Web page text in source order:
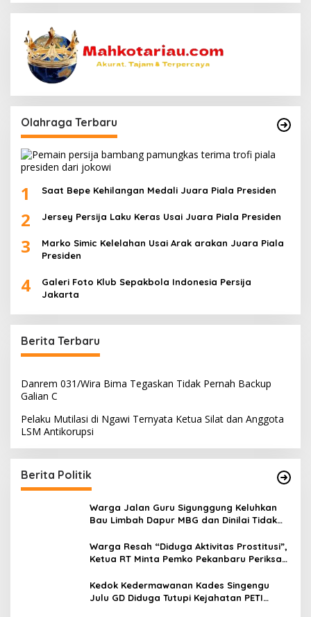
Olahraga Terbaru
1 Saat Bepe Kehilangan Medali Juara Piala Presiden
2 Jersey Persija Laku Keras Usai Juara Piala Presiden
3
Marko Simic Kelelahan Usai Arak arakan Juara Piala
Presiden
4
Galeri Foto Klub Sepakbola Indonesia Persija
Jakarta
Berita Terbaru
Danrem 031/Wira Bima Tegaskan Tidak Pernah Backup
Galian C
Pelaku Mutilasi di Ngawi Ternyata Ketua Silat dan Anggota
LSM Antikorupsi
Berita Politik
Warga Jalan Guru Sigunggung Keluhkan
Bau Limbah Dapur MBG dan Dinilai Tidak
Warga Resah “Diduga Aktivitas Prostitusi”,
Ketua RT Minta Pemko Pekanbaru Periksa
Jalan Tanjung Datuk
Kedok Kedermawanan Kades Singengu
Julu GD Diduga Tutupi Kejahatan PETI